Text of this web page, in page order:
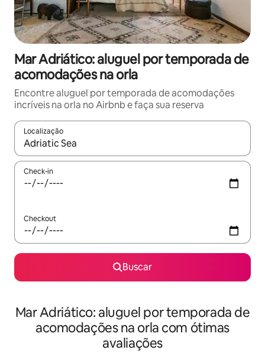
Mar Adriático: aluguel por temporada de
acomodações na orla
Encontre aluguel por temporada de acomodações
incríveis na orla no Airbnb e faça sua reserva
Localização
Quando os resultados estiverem disponíveis, explore-os
Check-in
Checkout
Buscar
Mar Adriático: aluguel por temporada de
acomodações na orla com ótimas
avaliações